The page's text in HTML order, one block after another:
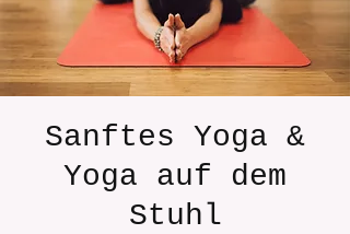
Sanftes Yoga &
Yoga auf dem
Stuhl